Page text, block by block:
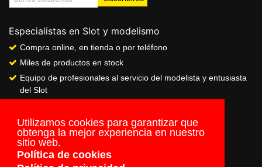
Utilizamos cookies para garantizar que
obtenga la mejor experiencia en nuestro
sitio web.
Política de cookies
Especialistas en Slot y modelismo
Compra online, en tienda o por teléfono
Miles de productos en stock
Equipo de profesionales al servicio del modelista y entusiasta
del Slot
Servicio de pago seguro online
Envios a todo el mundo